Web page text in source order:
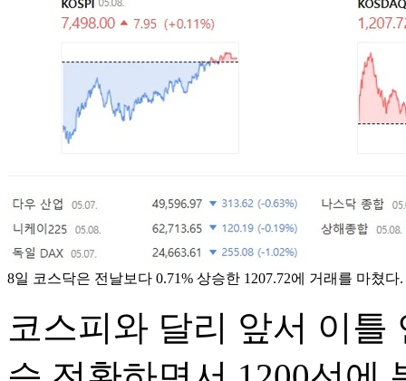
8일 코스닥은 전날보다 0.71% 상승한 1207.72에 거래를 마쳤
코스피와 달리 앞서 이틀